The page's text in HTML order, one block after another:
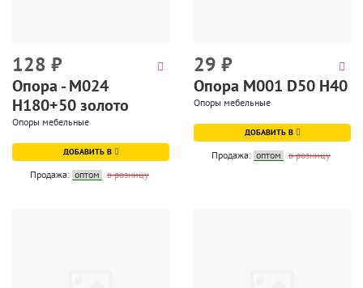
128 ₽
Опора - М024
Н180+50 золото
Опоры мебельные
ДОБАВИТЬ В
Продажа: оптом в розницу
29 ₽
Опора М001 D50 H40
Опоры мебельные
ДОБАВИТЬ В
Продажа: оптом в розницу